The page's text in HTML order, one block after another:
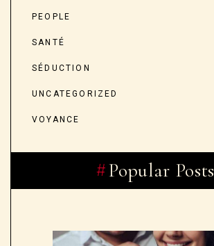
PEOPLE
SANTÉ
SÉDUCTION
UNCATEGORIZED
VOYANCE
Popular Posts